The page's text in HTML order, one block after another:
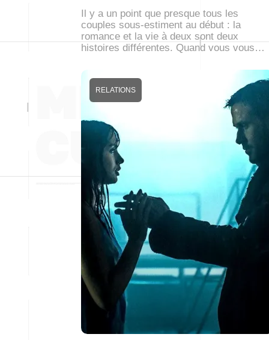
Il y a un point que presque tous les
couples sous-estiment au début : la
romance et la vie à deux sont deux
histoires différentes. Quand vous vous…
RELATIONS